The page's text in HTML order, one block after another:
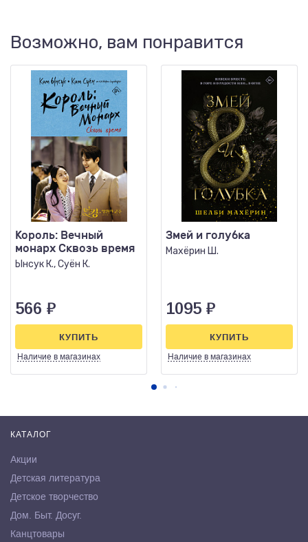
Возможно, вам понравится
Король: Вечный
монарх Сквозь время
Ынсук К., Суён К.
566 ₽
Наличие в магазинах
КУПИТЬ
Змей и голубка
Махёрин Ш.
1095 ₽
Наличие в магазинах
КУПИТЬ
КАТАЛОГ
Акции
Детская литература
Детское творчество
Дом. Быт. Досуг.
Канцтовары